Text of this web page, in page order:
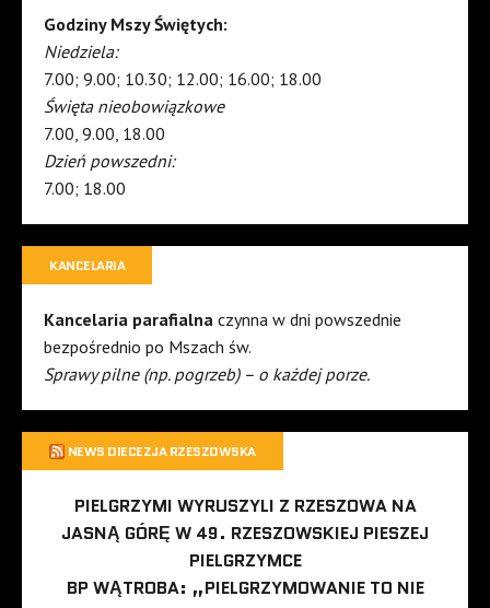
Godziny Mszy Świętych:
Niedziela:
7.00; 9.00; 10.30; 12.00; 16.00; 18.00
Święta nieobowiązkowe
7.00, 9.00, 18.00
Dzień powszedni:
7.00; 18.00
KANCELARIA
Kancelaria parafialna czynna w dni powszednie
bezpośrednio po Mszach św.
Sprawy pilne (np. pogrzeb) – o każdej porze.
NEWS DIECEZJA RZESZOWSKA
PIELGRZYMI WYRUSZYLI Z RZESZOWA NA
JASNĄ GÓRĘ W 49. RZESZOWSKIEJ PIESZEJ
PIELGRZYMCE
BP WĄTROBA: „PIELGRZYMOWANIE TO NIE